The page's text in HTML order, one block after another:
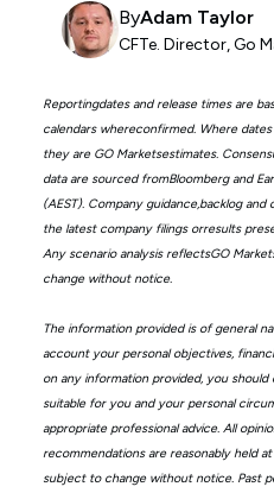
ByAdam Taylor
CFTe. Director, Go
Reportingdates and release times are
calendars whereconfirmed. Where
they are GO Marketsestimates.
data are sourced fromBloomberg and
(AEST). Company guidance,backlog
the latest company filings orresults
Any scenario analysis reflectsGO
change without notice.
The information provided is of general
account your personal objectives,
on any information provided, you
suitable for you and your personal
appropriate professional advice. All
recommendations are reasonably held
subject to change without notice. Past